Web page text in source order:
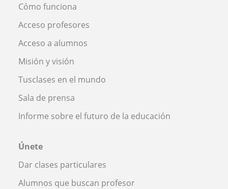
Cómo funciona
Acceso profesores
Acceso a alumnos
Misión y visión
Tusclases en el mundo
Sala de prensa
Informe sobre el futuro de la educación
Únete
Dar clases particulares
Alumnos que buscan profesor